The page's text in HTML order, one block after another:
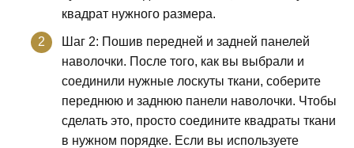
квадрат нужного размера.
Шаг 2: Пошив передней и задней панелей
наволочки. После того, как вы выбрали и
соединили нужные лоскуты ткани, соберите
переднюю и заднюю панели наволочки. Чтобы
сделать это, просто соедините квадраты ткани
в нужном порядке. Если вы используете